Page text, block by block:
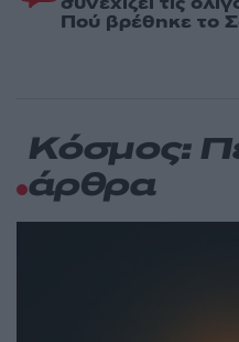
Πού βρέθηκε το
Κόσμος:
άρθρα